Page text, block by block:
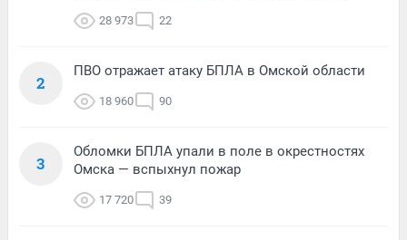
28 973 22
2
ПВО отражает атаку БПЛА в Омской области
18 960 90
3
Обломки БПЛА упали в поле в окрестностях
Омска — вспыхнул пожар
17 720 39